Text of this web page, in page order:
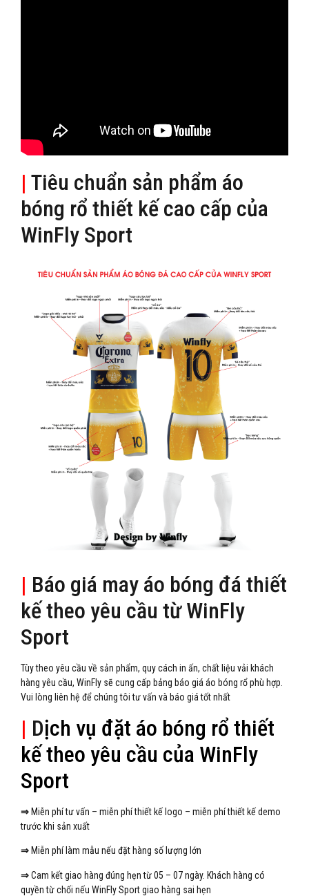
| Tiêu chuẩn sản phẩm áo
bóng rổ thiết kế cao cấp của
WinFly Sport
| Báo giá may áo bóng đá thiết
kế theo yêu cầu từ WinFly
Sport
Tùy theo yêu cầu về sản phẩm, quy cách in ấn, chất liệu vải khách
hàng yêu cầu, WinFly sẽ cung cấp bảng báo giá áo bóng rổ phù hợp.
Vui lòng liên hệ để chúng tôi tư vấn và báo giá tốt nhất
| Dịch vụ đặt áo bóng rổ thiết
kế theo yêu cầu của WinFly
Sport
⇒ Miễn phí tư vấn – miễn phí thiết kế logo – miễn phí thiết kế demo
trước khi sản xuất
⇒ Miễn phí làm mẫu nếu đặt hàng số lượng lớn
⇒Cam kết giao hàng đúng hẹn từ 05 – 07 ngày. Khách hàng có
quyền từ chối nếu WinFly Sport giao hàng sai hẹn